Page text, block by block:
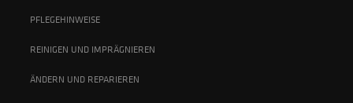
PFLEGEHINWEISE
REINIGEN UND IMPRÄGNIEREN
ÄNDERN UND REPARIEREN